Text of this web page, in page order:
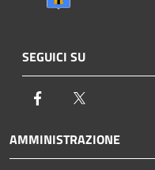
SEGUICI SU
Facebook
AMMINISTRAZIONE